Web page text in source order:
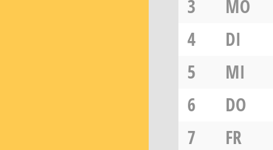
3
MO
4
DI
5
MI
6
DO
7
FR